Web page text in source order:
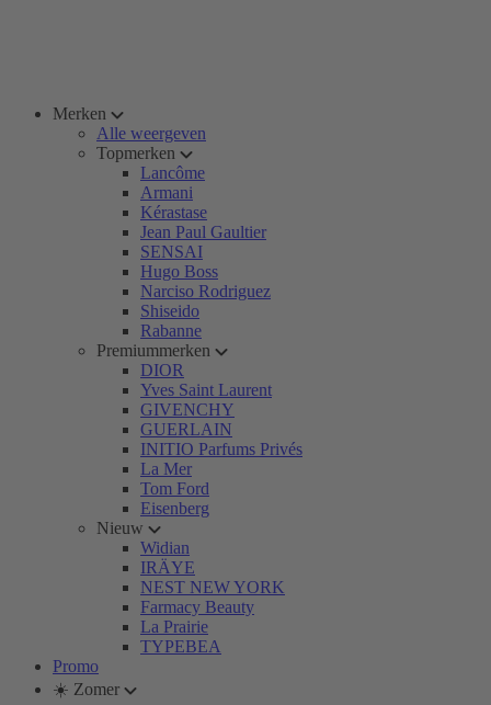
Merken
Alle weergeven
Topmerken
Lancôme
Armani
Kérastase
Jean Paul Gaultier
SENSAI
Hugo Boss
Narciso Rodriguez
Shiseido
Rabanne
Premiummerken
DIOR
Yves Saint Laurent
GIVENCHY
GUERLAIN
INITIO Parfums Privés
La Mer
Tom Ford
Eisenberg
Nieuw
Widian
IRÄYE
NEST NEW YORK
Farmacy Beauty
La Prairie
TYPEBEA
Promo
☀️ Zomer